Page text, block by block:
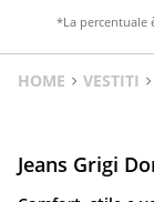
*La percentuale
HOME VESTITI
Jeans Grigi